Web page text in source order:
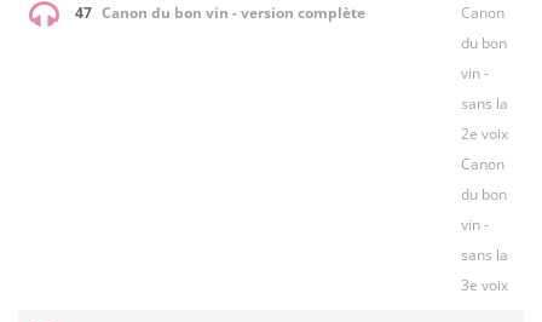
47 Canon du bon vin - version complète
Canon
du bon
vin -
sans la
2e voix
Canon
du bon
vin -
sans la
3e voix